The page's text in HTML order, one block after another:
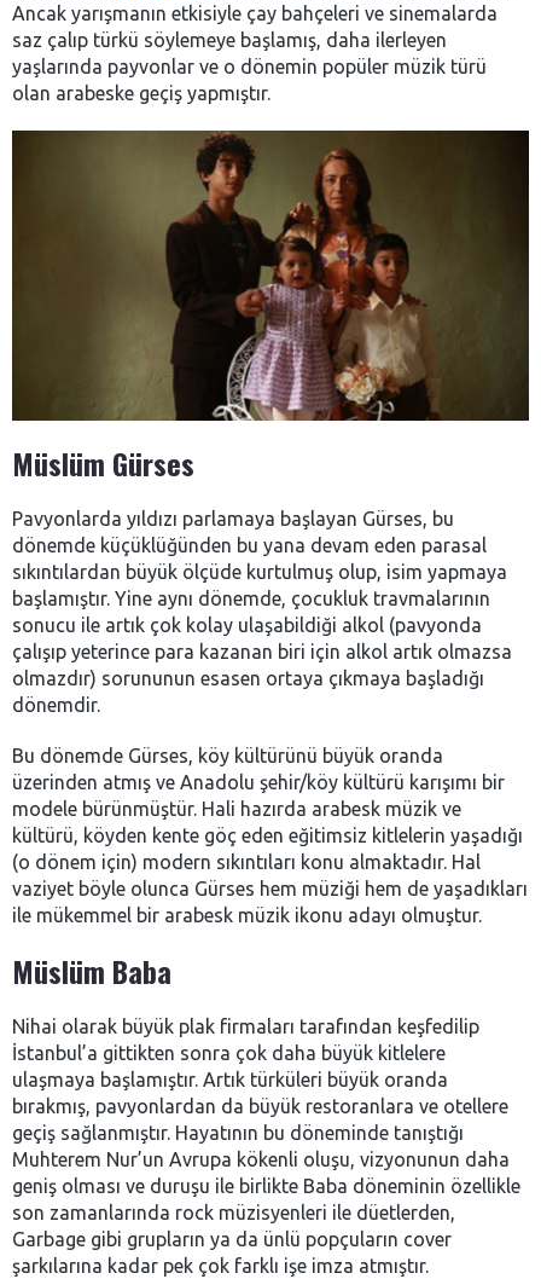
Ancak yarışmanın etkisiyle çay bahçeleri ve sinemalarda
saz çalıp türkü söylemeye başlamış, daha ilerleyen
yaşlarında payvonlar ve o dönemin popüler müzik türü
olan arabeske geçiş yapmıştır.
Müslüm Gürses
Pavyonlarda yıldızı parlamaya başlayan Gürses, bu
dönemde küçüklüğünden bu yana devam eden parasal
sıkıntılardan büyük ölçüde kurtulmuş olup, isim yapmaya
başlamıştır. Yine aynı dönemde, çocukluk travmalarının
sonucu ile artık çok kolay ulaşabildiği alkol (pavyonda
çalışıp yeterince para kazanan biri için alkol artık olmazsa
olmazdır) sorununun esasen ortaya çıkmaya başladığı
dönemdir.
Bu dönemde Gürses, köy kültürünü büyük oranda
üzerinden atmış ve Anadolu şehir/köy kültürü karışımı bir
modele bürünmüştür. Hali hazırda arabesk müzik ve
kültürü, köyden kente göç eden eğitimsiz kitlelerin yaşadığı
(o dönem için) modern sıkıntıları konu almaktadır. Hal
vaziyet böyle olunca Gürses hem müziği hem de yaşadıkları
ile mükemmel bir arabesk müzik ikonu adayı olmuştur.
Müslüm Baba
Nihai olarak büyük plak firmaları tarafından keşfedilip
İstanbul’a gittikten sonra çok daha büyük kitlelere
ulaşmaya başlamıştır. Artık türküleri büyük oranda
bırakmış, pavyonlardan da büyük restoranlara ve otellere
geçiş sağlanmıştır. Hayatının bu döneminde tanıştığı
Muhterem Nur’un Avrupa kökenli oluşu, vizyonunun daha
geniş olması ve duruşu ile birlikte Baba döneminin özellikle
son zamanlarında rock müzisyenleri ile düetlerden,
Garbage gibi grupların ya da ünlü popçuların cover
şarkılarına kadar pek çok farklı işe imza atmıştır.